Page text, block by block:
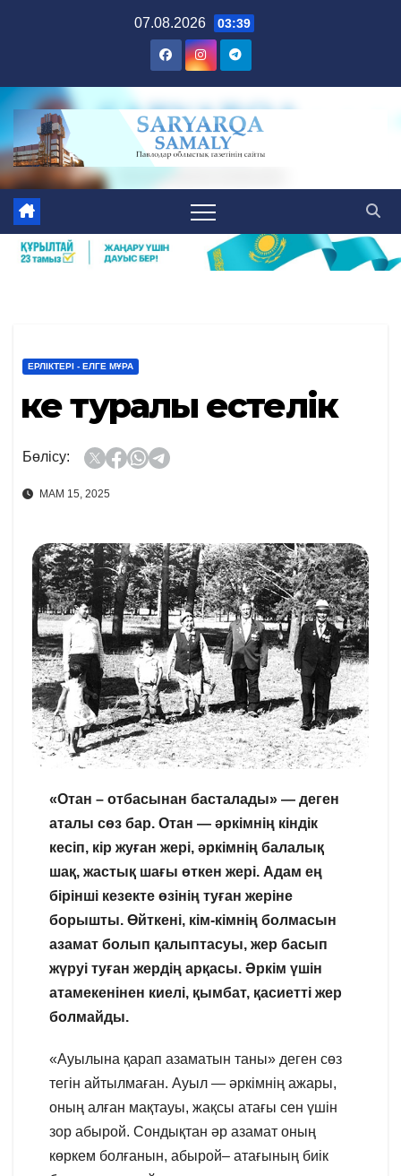
07.08.2026 03:39
ЕРЛІКТЕРІ - ЕЛГЕ МҰРА
Әке туралы естелік
Бөлісу:
МАМ 15, 2025
«Отан – отбасынан басталады» — деген
аталы сөз бар. Отан — әркімнің кіндік
кесіп, кір жуған жері, әркімнің балалық
шақ, жастық шағы өткен жері. Адам ең
бірінші кезекте өзінің туған жеріне
борышты. Өйткені, кім-кімнің болмасын
азамат болып қалыптасуы, жер басып
жүруі туған жердің арқасы. Әркім үшін
атамекенінен киелі, қымбат, қасиетті жер
болмайды.
«Ауылына қарап азаматын таны» деген сөз
тегін айтылмаған. Ауыл — әркімнің ажары,
оның алған мақтауы, жақсы атағы сен үшін
зор абырой. Сондықтан әр азамат оның
көркем болғанын, абырой– атағының биік